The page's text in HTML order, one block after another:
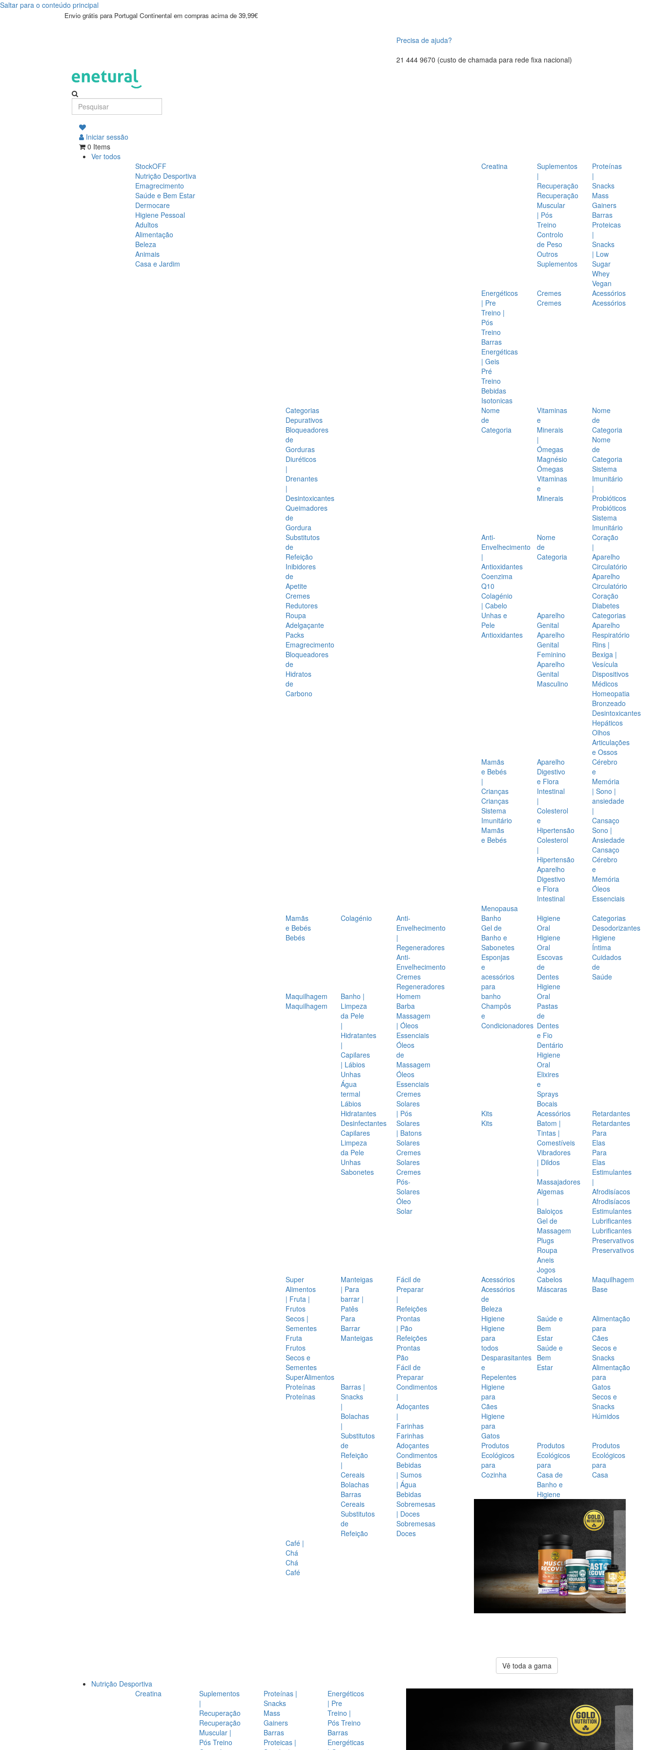
Saltar para o conteúdo principal
Envio grátis para Portugal Continental em compras acima de 39,99€
Precisa de ajuda?
21 444 9670 (custo de chamada para rede fixa nacional)
Iniciar sessão
0 Items
Ver todos
StockOFF
Nutrição Desportiva
Emagrecimento
Saúde e Bem Estar
Dermocare
Higiene Pessoal
Adultos
Alimentação
Beleza
Animais
Casa e Jardim
Creatina
Suplementos
|
Recuperação
Recuperação
Muscular
| Pós
Treino
Controlo
de Peso
Outros
Suplementos
Proteínas
|
Snacks
Mass
Gainers
Barras
Proteicas
|
Snacks
| Low
Sugar
Whey
Vegan
Energéticos
| Pre
Treino |
Pós
Treino
Barras
Energéticas
| Geis
Pré
Treino
Bebidas
Isotonicas
Cremes
Cremes
Acessórios
Acessórios
Categorias
Depurativos
Bloqueadores
de
Gorduras
Diuréticos
|
Drenantes
|
Desintoxicantes
Queimadores
de
Gordura
Substitutos
de
Refeição
Inibidores
de
Apetite
Cremes
Redutores
Roupa
Adelgaçante
Packs
Emagrecimento
Bloqueadores
de
Hidratos
de
Carbono
Nome
de
Categoria
Vitaminas
e
Minerais
|
Ómegas
Magnésio
Ómegas
Vitaminas
e
Minerais
Nome
de
Categoria
Nome
de
Categoria
Sistema
Imunitário
|
Probióticos
Probióticos
Sistema
Imunitário
Anti-
Envelhecimento
|
Antioxidantes
Coenzima
Q10
Colagénio
| Cabelo
Unhas e
Pele
Antioxidantes
Nome
de
Categoria
Coração
|
Aparelho
Circulatório
Aparelho
Circulatório
Coração
Diabetes
Aparelho
Genital
Aparelho
Genital
Feminino
Aparelho
Genital
Masculino
Categorias
Aparelho
Respiratório
Rins |
Bexiga |
Vesícula
Dispositivos
Médicos
Homeopatia
Bronzeado
Desintoxicantes
Hepáticos
Olhos
Articulações
e Ossos
Mamãs
e Bebés
|
Crianças
Crianças
Sistema
Imunitário
Mamãs
e Bebés
Aparelho
Digestivo
e Flora
Intestinal
|
Colesterol
e
Hipertensão
Colesterol
|
Hipertensão
Aparelho
Digestivo
e Flora
Intestinal
Cérebro
e
Memória
| Sono |
ansiedade
|
Cansaço
Sono |
Ansiedade
Cansaço
Cérebro
e
Memória
Óleos
Essenciais
Menopausa
Mamãs
e Bebés
Bebés
Colagénio
Anti-
Envelhecimento
|
Regeneradores
Anti-
Envelhecimento
Cremes
Regeneradores
Maquilhagem
Maquilhagem
Banho |
Limpeza
da Pele
|
Hidratantes
|
Capilares
| Lábios
Unhas
Água
termal
Lábios
Hidratantes
Desinfectantes
Capilares
Limpeza
da Pele
Unhas
Sabonetes
Homem
Barba
Massagem
| Óleos
Essenciais
Óleos
de
Massagem
Óleos
Essenciais
Cremes
Solares
| Pós
Solares
| Batons
Solares
Cremes
Solares
Cremes
Pós-
Solares
Óleo
Solar
Banho
Gel de
Banho e
Sabonetes
Esponjas
e
acessórios
para
banho
Champôs
e
Condicionadores
Higiene
Oral
Higiene
Oral
Escovas
de
Dentes
Higiene
Oral
Pastas
de
Dentes
e Fio
Dentário
Higiene
Oral
Elixires
e
Sprays
Bocais
Categorias
Desodorizantes
Higiene
Íntima
Cuidados
de
Saúde
Kits
Kits
Acessórios
Batom |
Tintas |
Comestíveis
Vibradores
| Dildos
|
Massajadores
Algemas
|
Baloiços
Gel de
Massagem
Plugs
Roupa
Aneis
Jogos
Retardantes
Retardantes
Para
Elas
Para
Elas
Estimulantes
|
Afrodisíacos
Afrodisíacos
Estimulantes
Lubrificantes
Lubrificantes
Preservativos
Preservativos
Super
Alimentos
| Fruta |
Frutos
Secos |
Sementes
Fruta
Frutos
Secos e
Sementes
SuperAlimentos
Manteigas
| Para
barrar |
Patês
Para
Barrar
Manteigas
Fácil de
Preparar
|
Refeições
Prontas
| Pão
Refeições
Prontas
Pão
Fácil de
Preparar
Proteínas
Proteínas
Barras |
Snacks
|
Bolachas
|
Substitutos
de
Refeição
|
Cereais
Bolachas
Barras
Cereais
Substitutos
de
Refeição
Condimentos
|
Adoçantes
|
Farinhas
Farinhas
Adoçantes
Condimentos
Bebidas
| Sumos
| Água
Bebidas
Sobremesas
| Doces
Sobremesas
Doces
Café |
Chá
Chá
Café
Acessórios
Acessórios
de
Beleza
Cabelos
Máscaras
Maquilhagem
Base
Higiene
Higiene
para
todos
Desparasitantes
e
Repelentes
Higiene
para
Cães
Higiene
para
Gatos
Saúde e
Bem
Estar
Saúde e
Bem
Estar
Alimentação
para
Cães
Secos e
Snacks
Alimentação
para
Gatos
Secos e
Snacks
Húmidos
Produtos
Ecológicos
para
Cozinha
Produtos
Ecológicos
para
Casa de
Banho e
Higiene
Produtos
Ecológicos
para
Casa
Vê toda a gama
Nutrição Desportiva
Creatina
Suplementos
|
Recuperação
Recuperação
Muscular |
Pós Treino
Proteínas |
Snacks
Mass
Gainers
Barras
Proteicas |
Energéticos
| Pre
Treino |
Pós Treino
Barras
Energéticas